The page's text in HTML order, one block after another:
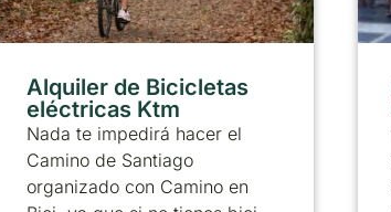
Alquiler de Bicicletas
eléctricas Ktm
Nada te impedirá hacer el
Camino de Santiago
organizado con Camino en